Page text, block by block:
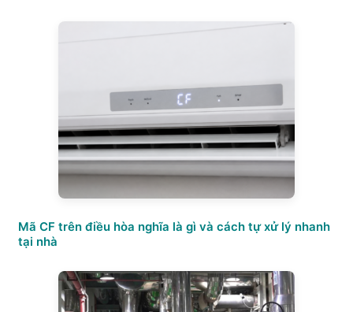
Mã CF trên điều hòa nghĩa là gì và cách tự xử lý nhanh
tại nhà